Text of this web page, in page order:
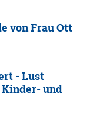
von Frau Ott
- Lust
und